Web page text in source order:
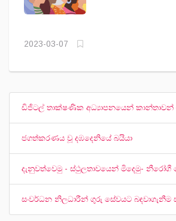
2023-03-07
ඩිජිටල් තාක්ෂණික අධ්‍යාපනයෙන්
ජගත්කරණය වූ දඹදෙනියේ බයියා
දැනුවත්වෙමු - ස්ථුලතාවයෙන් මිදෙමු- නීරෝගී
සංවර්ධන නිලධාරීන් ගුරු සේවයට